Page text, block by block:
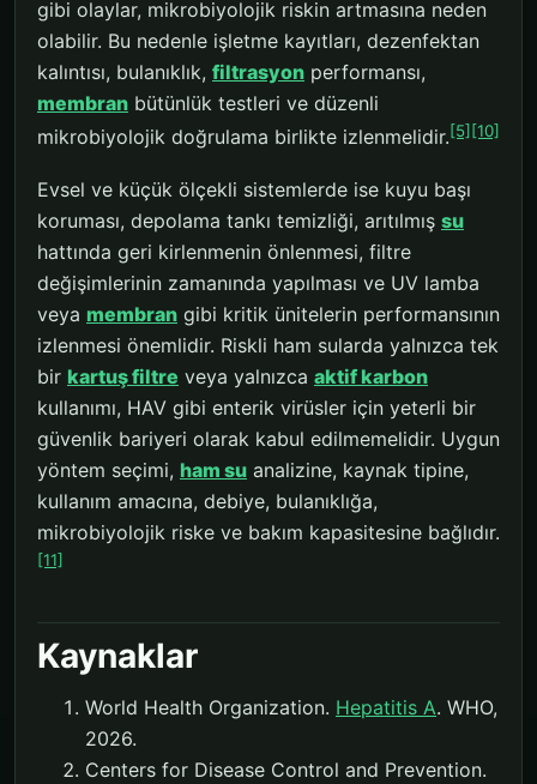
gibi olaylar, mikrobiyolojik riskin artmasına neden
olabilir. Bu nedenle işletme kayıtları, dezenfektan
kalıntısı, bulanıklık, filtrasyon performansı,
membran bütünlük testleri ve düzenli
mikrobiyolojik doğrulama birlikte izlenmelidir.[5][10]
Evsel ve küçük ölçekli sistemlerde ise kuyu başı
koruması, depolama tankı temizliği, arıtılmış su
hattında geri kirlenmenin önlenmesi, filtre
değişimlerinin zamanında yapılması ve UV lamba
veya membran gibi kritik ünitelerin performansının
izlenmesi önemlidir. Riskli ham sularda yalnızca tek
bir kartuş filtre veya yalnızca aktif karbon
kullanımı, HAV gibi enterik virüsler için yeterli bir
güvenlik bariyeri olarak kabul edilmemelidir. Uygun
yöntem seçimi, ham su analizine, kaynak tipine,
kullanım amacına, debiye, bulanıklığa,
mikrobiyolojik riske ve bakım kapasitesine bağlıdır.
[11]
Kaynaklar
World Health Organization. Hepatitis A. WHO,
2026.
Centers for Disease Control and Prevention.